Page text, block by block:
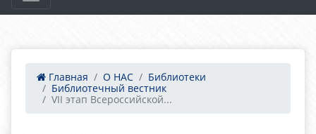
Главная О НАС
Библиотеки
Библиотечный вестник
VII этап Всероссийской...